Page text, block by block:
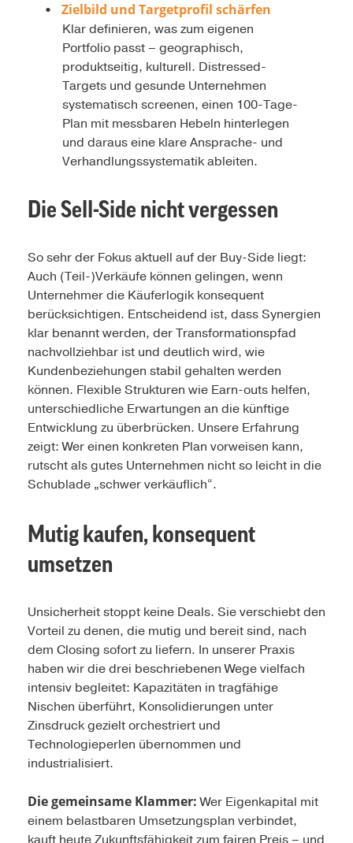
Zielbild und Targetprofil schärfen
Klar definieren, was zum eigenen
Portfolio passt – geographisch,
produktseitig, kulturell. Distressed-
Targets und gesunde Unternehmen
systematisch screenen, einen 100-Tage-
Plan mit messbaren Hebeln hinterlegen
und daraus eine klare Ansprache- und
Verhandlungssystematik ableiten.
Die Sell-Side nicht vergessen
So sehr der Fokus aktuell auf der Buy-Side liegt:
Auch (Teil-)Verkäufe können gelingen, wenn
Unternehmer die Käuferlogik konsequent
berücksichtigen. Entscheidend ist, dass Synergien
klar benannt werden, der Transformationspfad
nachvollziehbar ist und deutlich wird, wie
Kundenbeziehungen stabil gehalten werden
können. Flexible Strukturen wie Earn-outs helfen,
unterschiedliche Erwartungen an die künftige
Entwicklung zu überbrücken. Unsere Erfahrung
zeigt: Wer einen konkreten Plan vorweisen kann,
rutscht als gutes Unternehmen nicht so leicht in die
Schublade „schwer verkäuflich“.
Mutig kaufen, konsequent
umsetzen
Unsicherheit stoppt keine Deals. Sie verschiebt den
Vorteil zu denen, die mutig und bereit sind, nach
dem Closing sofort zu liefern. In unserer Praxis
haben wir die drei beschriebenen Wege vielfach
intensiv begleitet: Kapazitäten in tragfähige
Nischen überführt, Konsolidierungen unter
Zinsdruck gezielt orchestriert und
Technologieperlen übernommen und
industrialisiert.
Die gemeinsame Klammer:Wer Eigenkapital mit
einem belastbaren Umsetzungsplan verbindet,